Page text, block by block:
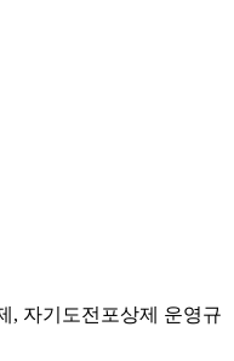
, 자기도전포상제 운영규